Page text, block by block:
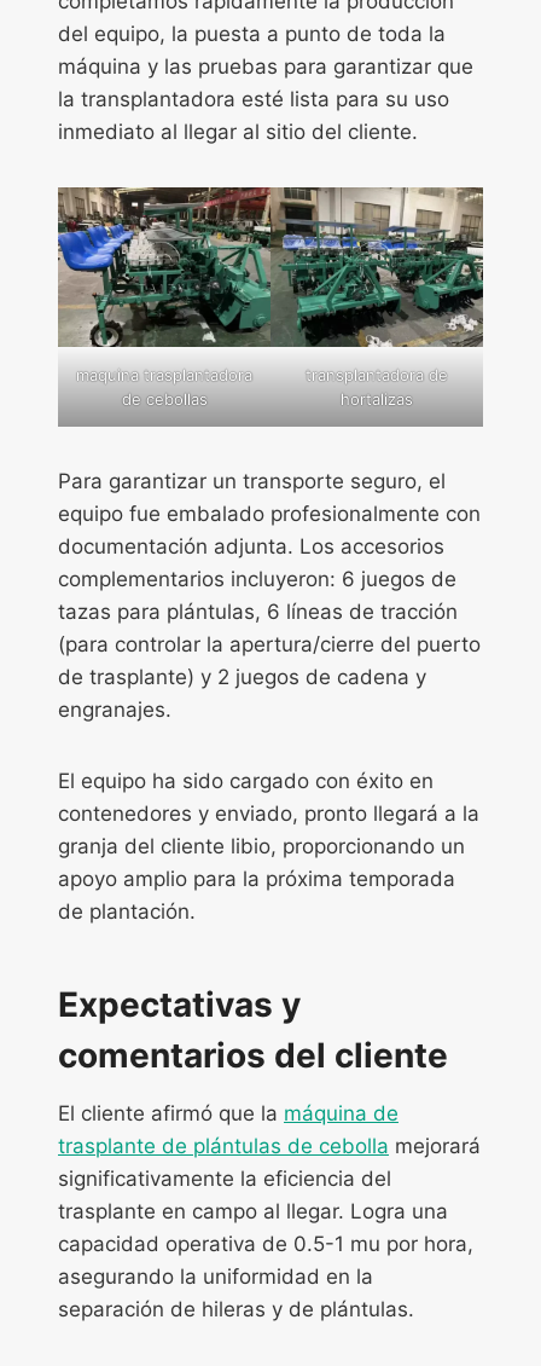
del equipo, la puesta a punto de toda la
máquina y las pruebas para garantizar que
la transplantadora esté lista para su uso
inmediato al llegar al sitio del cliente.
maquina trasplantadora
de cebollas
transplantadora de
hortalizas
Para garantizar un transporte seguro, el
equipo fue embalado profesionalmente con
documentación adjunta. Los accesorios
complementarios incluyeron: 6 juegos de
tazas para plántulas, 6 líneas de tracción
(para controlar la apertura/cierre del puerto
de trasplante) y 2 juegos de cadena y
engranajes.
El equipo ha sido cargado con éxito en
contenedores y enviado, pronto llegará a la
granja del cliente libio, proporcionando un
apoyo amplio para la próxima temporada
de plantación.
Expectativas y
comentarios del cliente
El cliente afirmó que la máquina de
trasplante de plántulas de cebolla mejorará
significativamente la eficiencia del
trasplante en campo al llegar. Logra una
capacidad operativa de 0.5-1 mu por hora,
asegurando la uniformidad en la
separación de hileras y de plántulas.